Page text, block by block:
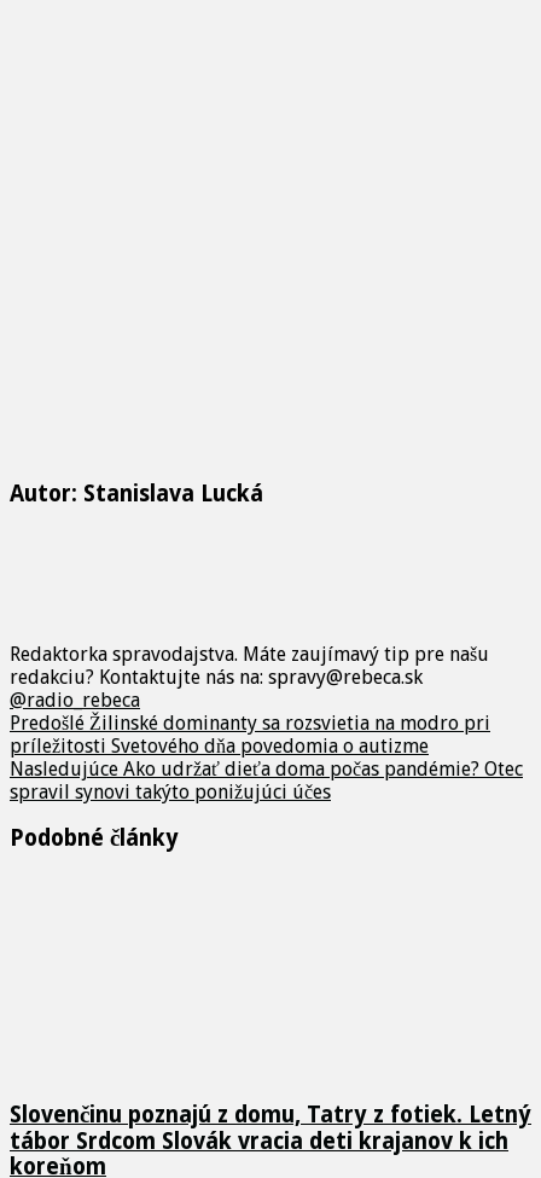
Autor: Stanislava Lucká
Redaktorka spravodajstva. Máte zaujímavý tip pre našu
redakciu? Kontaktujte nás na: spravy@rebeca.sk
@radio_rebeca
Predošlé Žilinské dominanty sa rozsvietia na modro pri
príležitosti Svetového dňa povedomia o autizme
Nasledujúce Ako udržať dieťa doma počas pandémie? Otec
spravil synovi takýto ponižujúci účes
Podobné články
Slovenčinu poznajú z domu, Tatry z fotiek. Letný
tábor Srdcom Slovák vracia deti krajanov k ich
koreňom